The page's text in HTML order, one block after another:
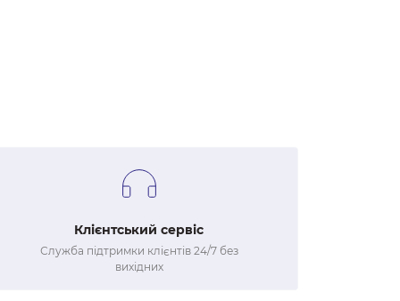
Клієнтський сервіс
Служба підтримки клієнтів 24/7 без
вихідних